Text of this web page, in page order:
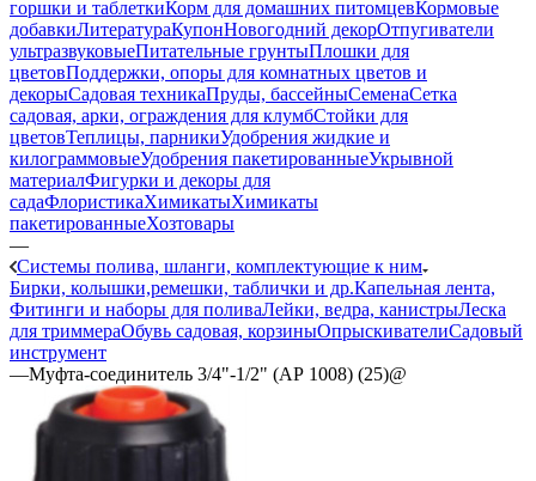
горшки и таблеткиКорм для домашних питомцевКормовые
добавкиЛитератураКупонНовогодний декорОтпугиватели
ультразвуковыеПитательные грунтыПлошки для
цветовПоддержки, опоры для комнатных цветов и
декорыСадовая техникаПруды, бассейныСеменаСетка
садовая, арки, ограждения для клумбСтойки для
цветовТеплицы, парникиУдобрения жидкие и
килограммовыеУдобрения пакетированныеУкрывной
материалФигурки и декоры для
садаФлористикаХимикатыХимикаты
пакетированныеХозтовары
—
Системы полива, шланги, комплектующие к ним
Бирки, колышки,ремешки, таблички и др.Капельная лента,
Фитинги и наборы для поливаЛейки, ведра, канистрыЛеска
для триммераОбувь садовая, корзиныОпрыскивателиСадовый
инструмент
—Муфта-соединитель 3/4"-1/2" (АР 1008) (25)@